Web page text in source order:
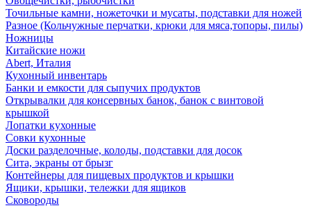
Точильные камни, ножеточки и мусаты, подставки для ножей
Разное (Кольчужные перчатки, крюки для мяса,топоры, пилы)
Ножницы
Китайские ножи
Abert, Италия
Кухонный инвентарь
Банки и емкости для сыпучих продуктов
Открывалки для консервных банок, банок с винтовой
крышкой
Лопатки кухонные
Совки кухонные
Доски разделочные, колоды, подставки для досок
Сита, экраны от брызг
Контейнеры для пищевых продуктов и крышки
Ящики, крышки, тележки для ящиков
Сковороды